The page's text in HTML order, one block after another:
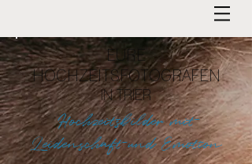
EURE
HOCHZEITSFOTOGRAFEN
IN TRIER
Hochzeitsbilder mit
Leidenschaft und Emotion